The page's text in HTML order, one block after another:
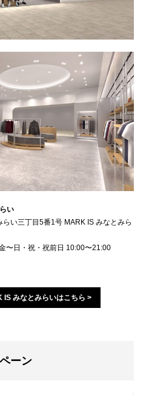
い
い三丁目5番1号 MARK IS みなとみら
〜日・祝・祝前日 10:00〜21:00
IS みなとみらいはこちら >
ーン